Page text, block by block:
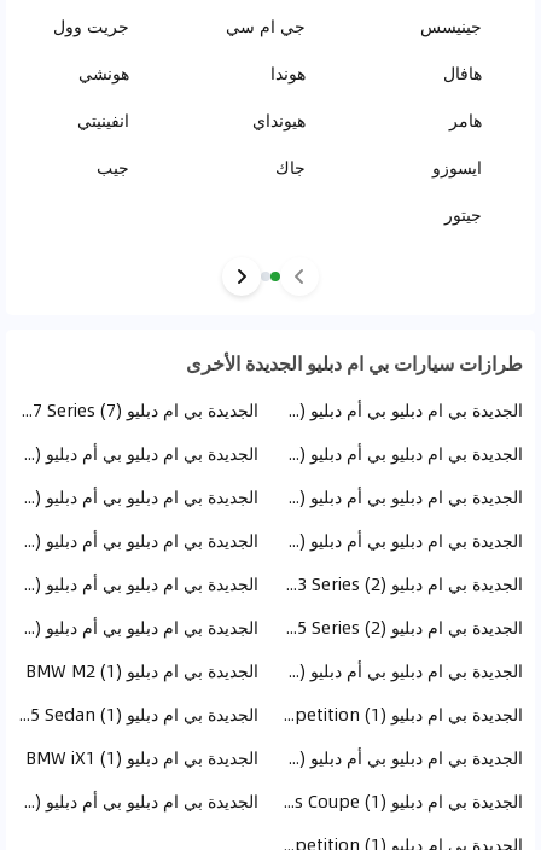
جينيسس
جي ام سي
جريت وول
هافال
هوندا
هونشي
هامر
هيونداي
انفينيتي
ايسوزو
جاك
جيب
جيتور
طرازات سيارات بي ام دبليو الجديدة الأخرى
الجديدة بي ام دبليو بي أم دبليو X2 (10)
الجديدة بي ام دبليو BMW 7 Series (7)
الجديدة بي ام دبليو بي أم دبليو X7 (6)
الجديدة بي ام دبليو بي أم دبليو X6 (5)
الجديدة بي ام دبليو بي أم دبليو X5 M (3)
الجديدة بي ام دبليو بي أم دبليو X3 (3)
الجديدة بي ام دبليو بي أم دبليو XM (2)
الجديدة بي ام دبليو بي أم دبليو i7 (2)
الجديدة بي ام دبليو BMW 3 Series (2)
الجديدة بي ام دبليو بي أم دبليو X5 (2)
الجديدة بي ام دبليو BMW 5 Series (2)
الجديدة بي ام دبليو بي أم دبليو X1 (1)
الجديدة بي ام دبليو بي أم دبليو iX3 (1)
الجديدة بي ام دبليو BMW M2 (1)
الجديدة بي ام دبليو BMW M3 Competition (1)
الجديدة بي ام دبليو BMW M5 Sedan (1)
الجديدة بي ام دبليو بي أم دبليو X4 (1)
الجديدة بي ام دبليو BMW iX1 (1)
الجديدة بي ام دبليو BMW 8 Series Coupe (1)
الجديدة بي ام دبليو بي أم دبليو i3 (1)
الجديدة بي ام دبليو BMW M4 Competition (1)